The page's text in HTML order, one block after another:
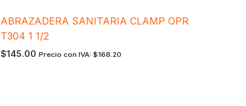
ABRAZADERA SANITARIA CLAMP OPR
T304 1 1/2
$145.00 Precio con IVA: $168.20